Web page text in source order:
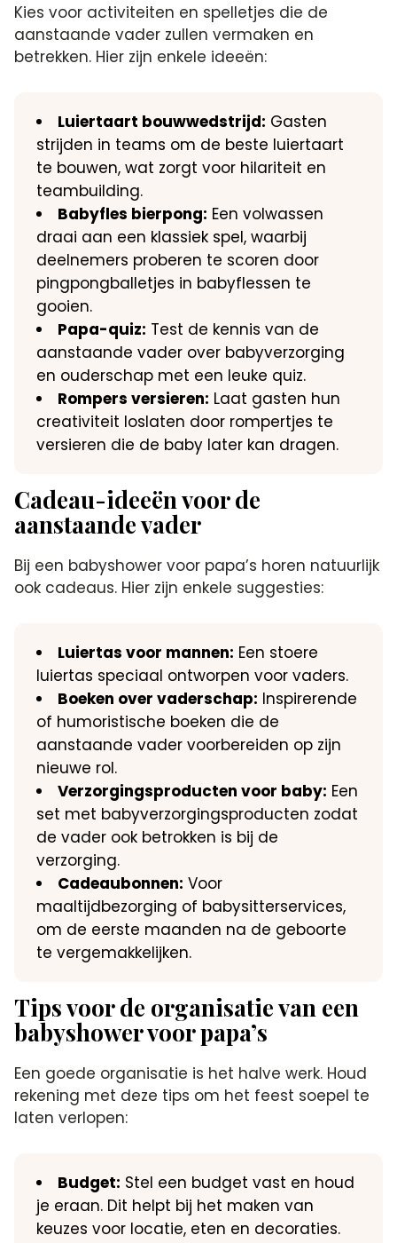
Kies voor activiteiten en spelletjes die de
aanstaande vader zullen vermaken en
betrekken.​ Hier zijn enkele ideeën:
Luiertaart bouwwedstrijd: Gasten
strijden in teams om de beste luiertaart
te bouwen, wat zorgt voor hilariteit en
teambuilding.​
Babyfles bierpong: Een volwassen
draai aan een klassiek spel, waarbij
deelnemers proberen te scoren door
pingpongballetjes in babyflessen te
gooien.​
Papa-quiz: Test de kennis van de
aanstaande vader over babyverzorging
en ouderschap met een leuke quiz.​
Rompers versieren: Laat gasten hun
creativiteit loslaten door rompertjes te
versieren die de baby later kan dragen.​
Cadeau-ideeën voor de
aanstaande vader
Bij een babyshower voor papa’s horen natuurlijk
ook cadeaus.​ Hier zijn enkele suggesties:
Luiertas voor mannen: Een stoere
luiertas speciaal ontworpen voor vaders.​
Boeken over vaderschap: Inspirerende
of humoristische boeken die de
aanstaande vader voorbereiden op zijn
nieuwe rol.​
Verzorgingsproducten voor baby: Een
set met babyverzorgingsproducten zodat
de vader ook betrokken is bij de
verzorging.​
Cadeaubonnen: Voor
maaltijdbezorging of babysitterservices,
om de eerste maanden na de geboorte
te vergemakkelijken.​
Tips voor de organisatie van een
babyshower voor papa’s
Een goede organisatie is het halve werk.​ Houd
rekening met deze tips om het feest soepel te
laten verlopen:
Budget: Stel een budget vast en houd
je eraan.​ Dit helpt bij het maken van
keuzes voor locatie, eten en decoraties.​